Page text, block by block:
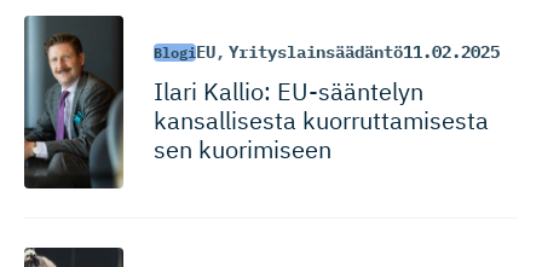
BlogiEU, Yrityslainsäädäntö11.02.2025
Ilari Kallio: EU-sääntelyn
kansallisesta kuorrutta­misesta
sen kuorimiseen